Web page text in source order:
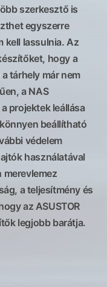
szerkesztő is
egyszerre
kell lassulnia. Az
hogy a
tárhely már nem
a NAS
projektek leállása
beállítható
védelem
használatával
merevlemez
a teljesítmény és
az ASUSTOR
legjobb barátja.